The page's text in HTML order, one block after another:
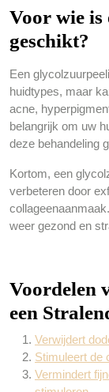
Voor wie is
geschikt?
Een
huidtypes, maar
acne,
belangrijk om uw
deze behandeling
Kortom, een
verbeteren door
weer gezond en
Voordelen
een
Verwijdert
Stimuleert de
Vermindert